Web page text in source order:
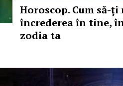
Horoscop. Cum să-ţi
încrederea în tine,
zodia ta